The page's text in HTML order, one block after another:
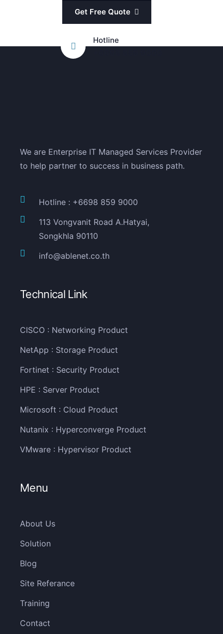
Get Free Quote
Hotline
We are Enterprise IT Managed Services Provider
to help partner to success in business path.
Hotline : +6698 859 9000
113 Vongvanit Road A.Hatyai,
Songkhla 90110
info@ablenet.co.th
Technical Link
CISCO : Networking Product
NetApp : Storage Product
Fortinet : Security Product
HPE : Server Product
Microsoft : Cloud Product
Nutanix : Hyperconverge Product
VMware : Hypervisor Product
Menu
About Us
Solution
Blog
Site Referance
Training
Contact